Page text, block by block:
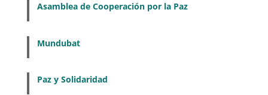
Asamblea de Cooperación por la Paz
Mundubat
Paz y Solidaridad